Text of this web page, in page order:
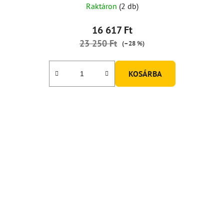
Raktáron (2 db)
16 617 Ft
23 250 Ft (–28 %)
KOSÁRBA